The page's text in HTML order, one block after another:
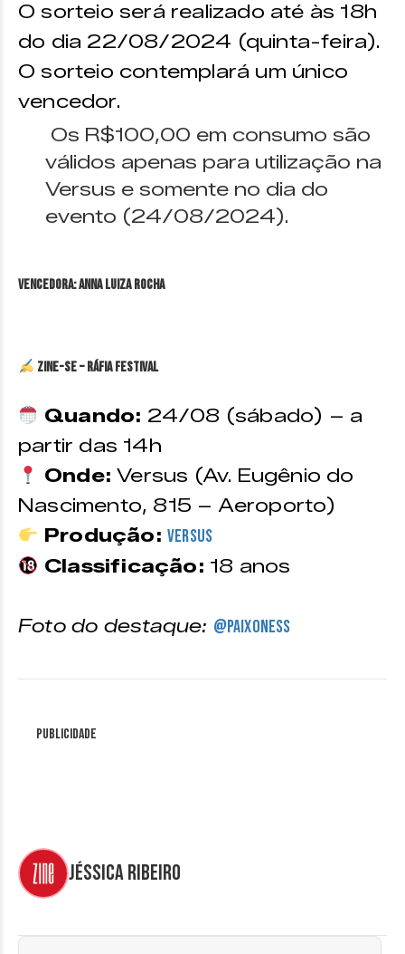
O sorteio será realizado até às 18h
do dia 22/08/2024 (quinta-feira).
O sorteio contemplará um único
vencedor.
Os R$100,00 em consumo são
válidos apenas para utilização na
Versus e somente no dia do
evento (24/08/2024).
VENCEDORA: Anna Luiza Rocha
ZINE-SE – Ráfia Festival
Quando: 24/08 (sábado) – a
partir das 14h
Onde: Versus (Av. Eugênio do
Nascimento, 815 – Aeroporto)
Produção: Versus
Classificação: 18 anos
Foto do destaque: @paixoness
Publicidade
Jéssica Ribeiro